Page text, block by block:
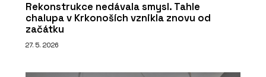
Rekonstrukce nedávala smysl. Tahle
chalupa v Krkonoších vznikla znovu od
začátku
27. 5. 2026